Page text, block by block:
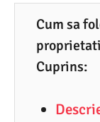
Cum sa
Cuprins: